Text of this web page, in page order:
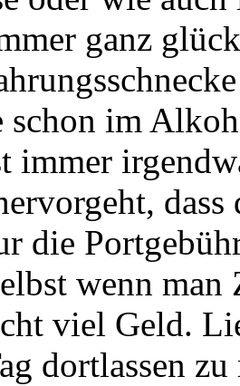
ganz
schon im
immer
die
wenn man
viel Geld.
dortlassen zu